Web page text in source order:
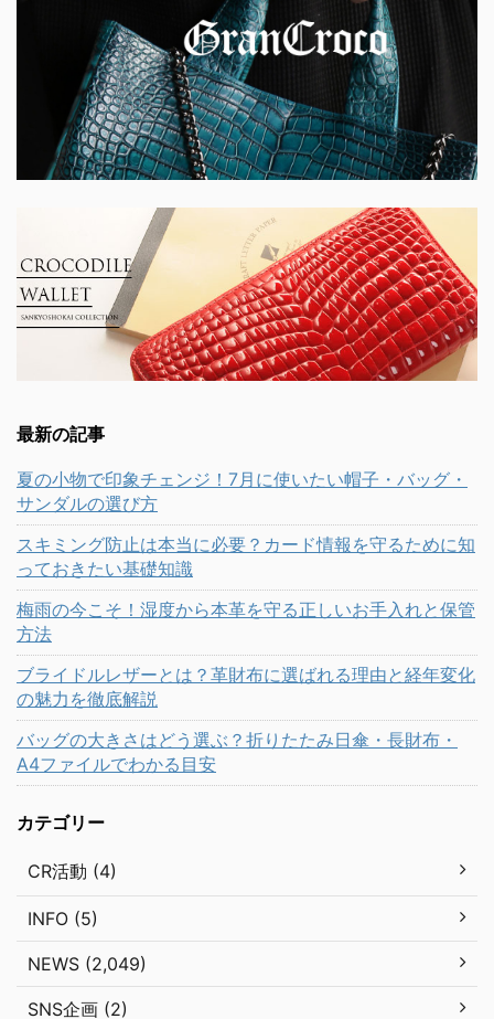
最新の記事
夏の小物で印象チェンジ！7月に使いたい帽子・バッグ・
サンダルの選び方
スキミング防止は本当に必要？カード情報を守るために知
っておきたい基礎知識
梅雨の今こそ！湿度から本革を守る正しいお手入れと保管
方法
ブライドルレザーとは？革財布に選ばれる理由と経年変化
の魅力を徹底解説
バッグの大きさはどう選ぶ？折りたたみ日傘・長財布・
A4ファイルでわかる目安
カテゴリー
CR活動 (4)
INFO (5)
NEWS (2,049)
SNS企画 (2)